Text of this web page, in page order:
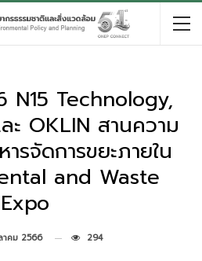
N15 Technology,
ะ OKLIN สานความ
รจัดการขยะภายใน
and Waste
าคม 2566 294